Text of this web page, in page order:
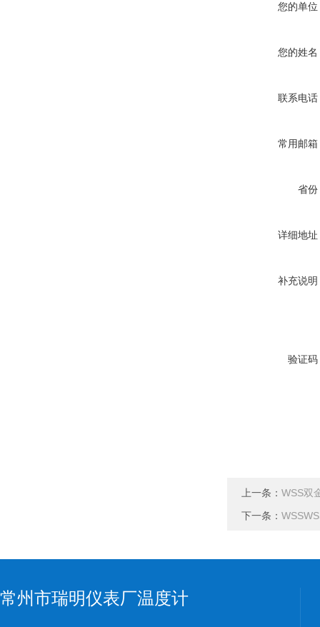
您的单位
您的姓名
联系电话
常用邮箱
省份
详细地址
补充说明
验证码
上一条： WSS双
下一条：
常州市瑞明仪表厂温度计